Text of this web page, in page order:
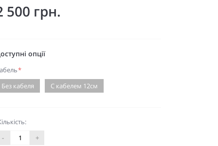
500 грн.
опції
*
Без кабеля
С кабелем 12см
-
+